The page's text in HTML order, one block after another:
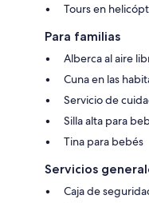
Tours en
Para familias
Alberca al aire
Cuna en las
Servicio de
Silla alta para
Tina para bebés
Servicios
Caja de